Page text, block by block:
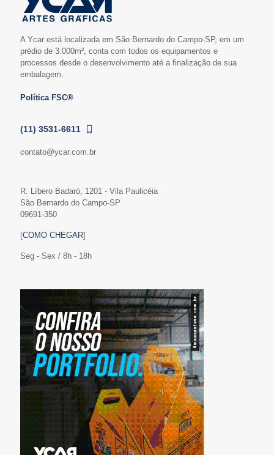
A Ycar está localizada em São Bernardo do Campo-SP, em um
prédio de 3.000m², conta com todos os equipamentos e
processos desde o desenvolvimento até a finalização de sua
embalagem.
Política FSC®
(11) 3531-6611
contato@ycar.com.br
R. Líbero Badaró, 1201 - Vila Paulicéia
São Bernardo do Campo-SP
09691-350
[COMO CHEGAR]
Seg - Sex / 8h - 18h